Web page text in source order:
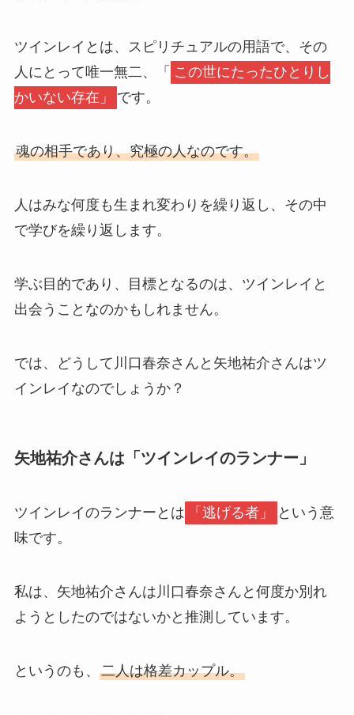
ツインレイとは、スピリチュアルの用語で、その
人にとって唯一無二、「 この世にたったひとりし
かいない存在」
です。
魂の相手であり、究極の人なのです。
人はみな何度も生まれ変わりを繰り返し、その中
で学びを繰り返します。
学ぶ目的であり、目標となるのは、ツインレイと
出会うことなのかもしれません。
では、どうして川口春奈さんと矢地祐介さんはツ
インレイなのでしょうか？
矢地祐介さんは「ツインレイのランナー」
ツインレイのランナーとは 「逃げる者」
という意
味です。
私は、矢地祐介さんは川口春奈さんと何度か別れ
ようとしたのではないかと推測しています。
というのも、 二人は格差カップル。